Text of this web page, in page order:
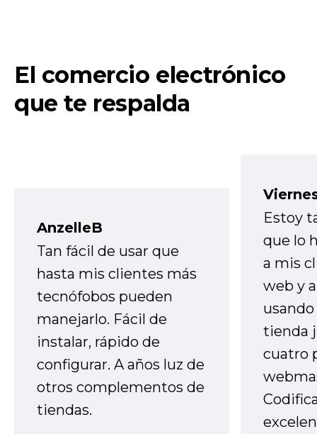
El comercio electrónico
que te respalda
AnzelleB
Tan fácil de usar que
hasta mis clientes más
tecnófobos pueden
manejarlo. Fácil de
instalar, rápido de
configurar. A años luz de
otros complementos de
tiendas.
Estoy
que lo
a mis
web y
tienda
cuatro